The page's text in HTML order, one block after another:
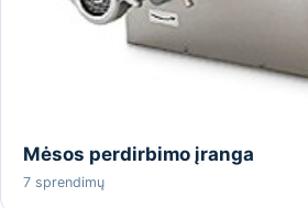
Mėsos perdirbimo įranga
7 sprendimų